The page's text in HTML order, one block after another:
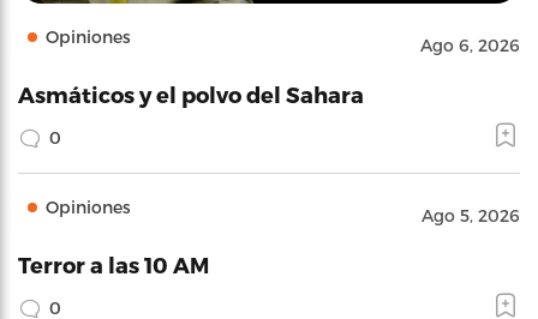
Opiniones Ago 6, 2026
Asmáticos y el polvo del Sahara
0
Opiniones Ago 5, 2026
Terror a las 10 AM
0